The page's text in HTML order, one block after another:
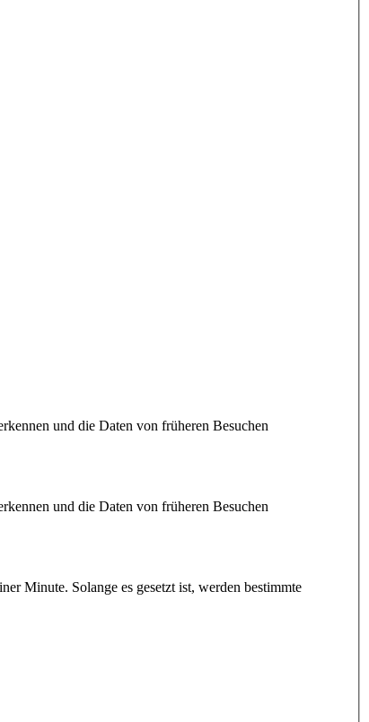
und die Daten von früheren Besuchen
und die Daten von früheren Besuchen
Minute. Solange es gesetzt ist, werden bestimmte